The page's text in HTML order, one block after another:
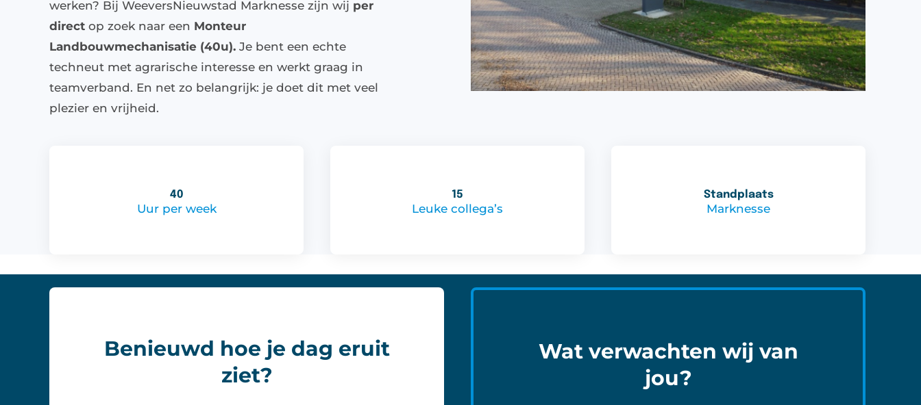
werken? Bij WeeversNieuwstad Marknesse zijn wij per
directop zoek naar een Monteur
Landbouwmechanisatie (40u). Je bent een echte
techneut met agrarische interesse en werkt graag in
teamverband. En net zo belangrijk: je doet dit met veel
plezier en vrijheid.
40
Uur per week
15
Leuke collega’s
Standplaats
Marknesse
Benieuwd hoe je dag eruit
ziet?
Wat verwachten wij van
jou?